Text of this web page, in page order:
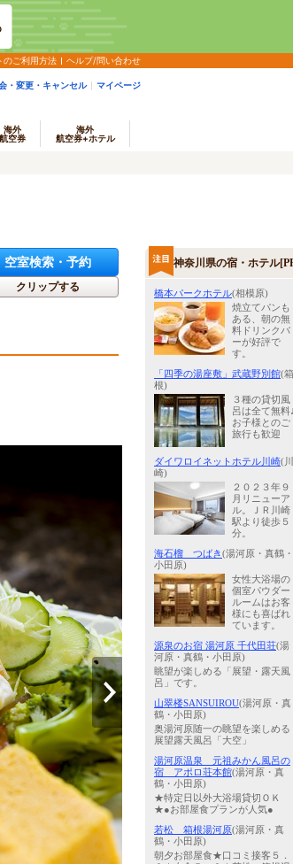
のご利用方法 ヘルプ/問い合わせ
・変更・キャンセル マイページ
海外
航空券
海外
航空券+ホテル
空室検索・予約
クリップする
神奈川県の宿・ホテル
橋本パークホテル(相模原)
焼立てパンも
ある、朝の無
料ドリンクバ
ーが好評で
す。
「四季の湯座敷」武蔵野別館(箱
根)
３種の貸切風
呂は全て無料
お子様とのご
旅行も歓迎
ダイワロイネットホテル川崎(川
崎)
２０２３年９
月リニューア
ル。ＪＲ川崎
駅より徒歩５
分。
海石榴 つばき(湯河原・真鶴・
小田原)
女性大浴場の
個室パウダー
ルームはお客
様にも喜ばれ
ています。
源泉のお宿 湯河原 千代田荘(湯
河原・真鶴・小田原)
眺望が楽しめる「展望・露天風
呂」です。
山翠楼SANSUIROU(湯河原・真
鶴・小田原)
奥湯河原随一の眺望を楽しめる
展望露天風呂「大空」
湯河原温泉 元祖みかん風呂の
宿 アポロ荘本館(湯河原・真
鶴・小田原)
★特定日以外大浴場貸切ＯＫ
★●お部屋食プランが人気●
若松 箱根湯河原(湯河原・真
鶴・小田原)
朝夕お部屋食★口コミ接客５．